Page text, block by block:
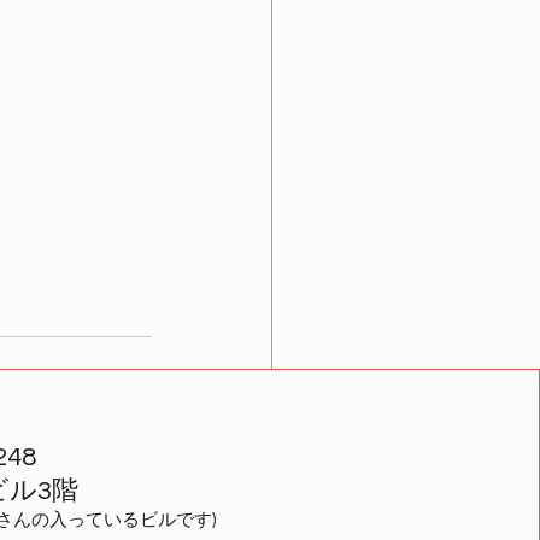
すべて表示
ル3階
んの入っているビルです)